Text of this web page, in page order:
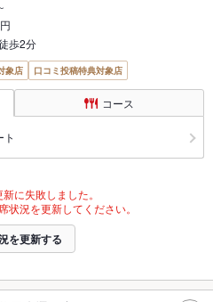
歩2分
象店 口コミ投稿特典対象店
コース
に失敗しました。
状況を更新してください。
を更新する